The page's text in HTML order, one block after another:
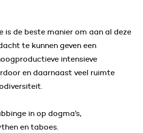
is de beste manier om aan al deze
te kunnen geven een
intensieve
en daarnaast veel ruimte
in op dogma’s,
en taboes.